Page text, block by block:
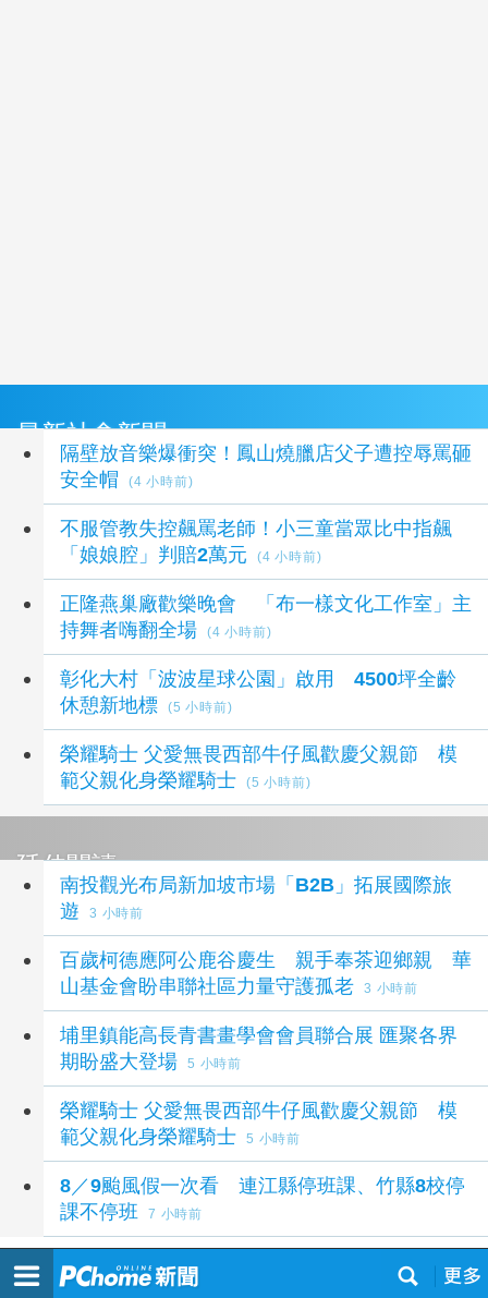
最新社會新聞
隔壁放音樂爆衝突！鳳山燒臘店父子遭控辱罵砸
安全帽
(4 小時前)
不服管教失控飆罵老師！小三童當眾比中指飆
「娘娘腔」判賠2萬元
(4 小時前)
正隆燕巢廠歡樂晚會 「布一樣文化工作室」主
持舞者嗨翻全場
(4 小時前)
彰化大村「波波星球公園」啟用 4500坪全齡
休憩新地標
(5 小時前)
榮耀騎士 父愛無畏西部牛仔風歡慶父親節 模
範父親化身榮耀騎士
(5 小時前)
延伸閱讀
南投觀光布局新加坡市場「B2B」拓展國際旅
遊
3 小時前
百歲柯德應阿公鹿谷慶生 親手奉茶迎鄉親 華
山基金會盼串聯社區力量守護孤老
3 小時前
埔里鎮能高長青書畫學會會員聯合展 匯聚各界
期盼盛大登場
5 小時前
榮耀騎士 父愛無畏西部牛仔風歡慶父親節 模
範父親化身榮耀騎士
5 小時前
8／9颱風假一次看 連江縣停班課、竹縣8校停
課不停班
7 小時前